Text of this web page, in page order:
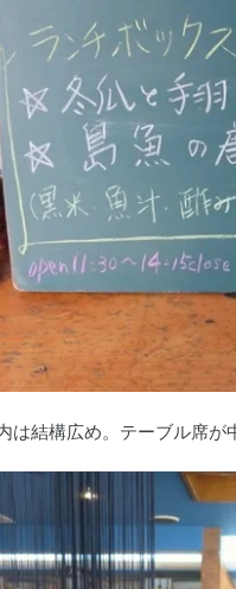
は結構広め。テーブル席が